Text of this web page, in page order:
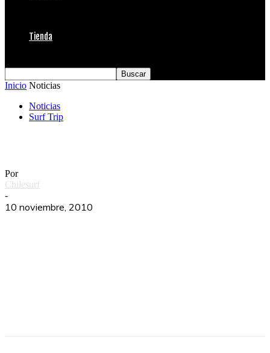
Tienda
Inicio Noticias
Noticias
Surf Trip
Por
Chilesurf
-
10 noviembre, 2010